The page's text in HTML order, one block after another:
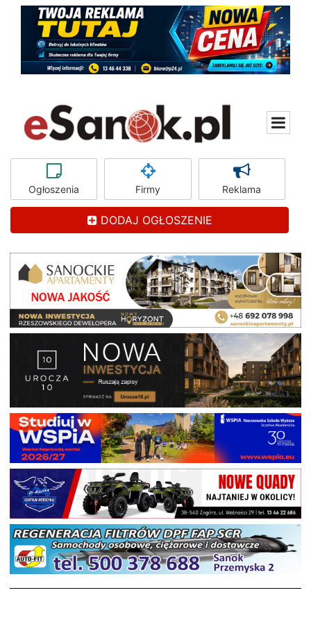
Ogłoszenia Firmy Reklama
DODAJ OGŁOSZENIE